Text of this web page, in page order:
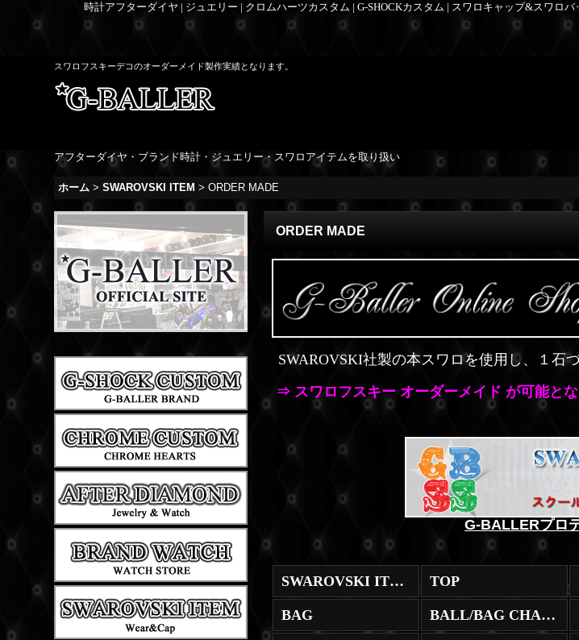
時計アフターダイヤ | ジュエリー | クロムハーツカスタム | G-SHOCKカスタム | スワロキャップ&スワロ
スワロフスキーデコのオーダーメイド製作実績となります。
アフターダイヤ・ブランド時計・ジュエリー・スワロアイテムを取り扱い
ホーム > SWAROVSKI ITEM > ORDER MADE
ORDER MADE
SWAROVSKI社製の本スワロを使用し、１石
⇒ スワロフスキー オーダーメイド が可能とな
G-BALLERプロ
SWAROVSKI ITEM (全商品) TOP
BAG BALL/BAG CHARM